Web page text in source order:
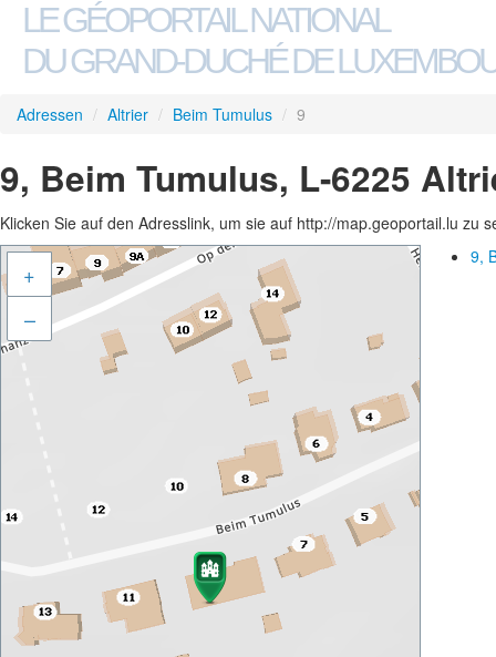
LE GÉOPORTAIL NATIONAL
DU GRAND-DUCHÉ DE
Adressen / Altrier / Beim Tumulus / 9
9, Beim Tumulus, L-6225
Klicken Sie auf den Adresslink, um sie auf http://map.geoportail.lu zu
+
–
9,